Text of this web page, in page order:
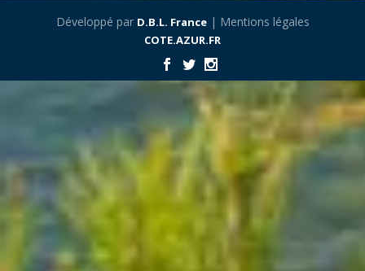
Développé par D.B.L. France| Mentions légales
COTE.AZUR.FR